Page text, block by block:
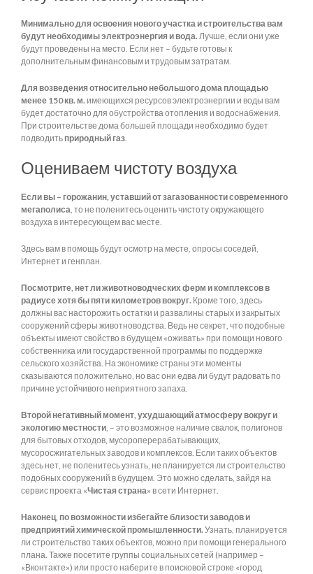
Минимально для освоения нового участка и строительства вам
будут необходимы электроэнергия и вода. Лучше, если они уже
будут проведены на место. Если нет – будьте готовы к
дополнительным финансовым и трудовым затратам.
Для возведения относительно небольшого дома площадью
менее 150 кв. м. имеющихся ресурсов электроэнергии и воды вам
будет достаточно для обустройства отопления и водоснабжения.
При строительстве дома большей площади необходимо будет
подводить природный газ.
Оцениваем чистоту воздуха
Если вы – горожанин, уставший от загазованности современного
мегаполиса, то не поленитесь оценить чистоту окружающего
воздуха в интересующем вас месте.
Здесь вам в помощь будут осмотр на месте, опросы соседей,
Интернет и генплан.
Посмотрите, нет ли животноводческих ферм и комплексов в
радиусе хотя бы пяти километров вокруг. Кроме того, здесь
должны вас насторожить остатки и развалины старых и закрытых
сооружений сферы животноводства. Ведь не секрет, что подобные
объекты имеют свойство в будущем «оживать» при помощи нового
собственника или государственной программы по поддержке
сельского хозяйства. На экономике страны эти моменты
сказываются положительно, но вас они едва ли будут радовать по
причине устойчивого неприятного запаха.
Второй негативный момент, ухудшающий атмосферу вокруг и
экологию местности, – это возможное наличие свалок, полигонов
для бытовых отходов, мусороперерабатывающих,
мусоросжигательных заводов и комплексов. Если таких объектов
здесь нет, не поленитесь узнать, не планируется ли строительство
подобных сооружений в будущем. Это можно сделать, зайдя на
сервис проекта «Чистая страна» в сети Интернет.
Наконец, по возможности избегайте близости заводов и
предприятий химической промышленности. Узнать, планируется
ли строительство таких объектов, можно при помощи генерального
плана. Также посетите группы социальных сетей (например –
«Вконтакте») или просто наберите в поисковой строке «город